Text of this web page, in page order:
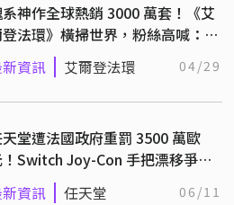
神作全球熱銷 3000 萬套！《艾
法環》橫掃世界，粉絲高喊：給
我單人版續作！
資訊 艾爾登法環 04/29
堂遭法國政府重罰 3500 萬歐
Switch Joy-Con 手把漂移爭議
再掀波瀾！
資訊 任天堂 06/11